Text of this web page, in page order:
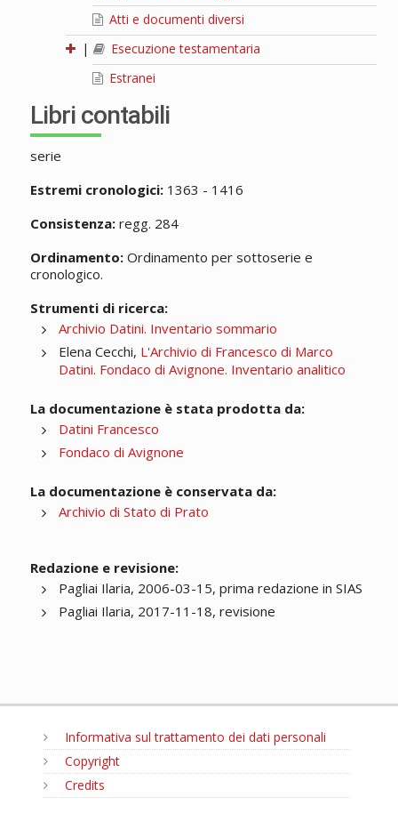
Atti e documenti diversi
|
Esecuzione testamentaria
Estranei
Libri contabili
serie
Estremi cronologici:1363 - 1416
Consistenza:regg. 284
Ordinamento:Ordinamento per sottoserie e
cronologico.
Strumenti di ricerca:
Archivio Datini. Inventario sommario
Elena Cecchi, L'Archivio di Francesco di Marco
Datini. Fondaco di Avignone. Inventario analitico
La documentazione è stata prodotta da:
Datini Francesco
Fondaco di Avignone
La documentazione è conservata da:
Archivio di Stato di Prato
Redazione e revisione:
Pagliai Ilaria, 2006-03-15, prima redazione in SIAS
Pagliai Ilaria, 2017-11-18, revisione
Informativa sul trattamento dei dati personali
Copyright
Credits